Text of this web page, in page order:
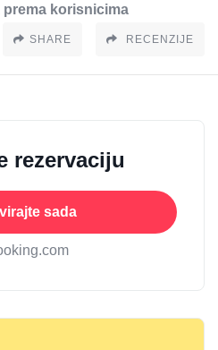
prema korisnicima
SHARE RECENZIJE
rezervaciju
sada